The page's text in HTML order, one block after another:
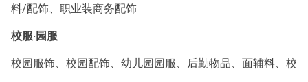
料/配饰、职业装商务配饰
校服·园服
校园服饰、校园配饰、幼儿园园服、后勤物品、面辅料、校